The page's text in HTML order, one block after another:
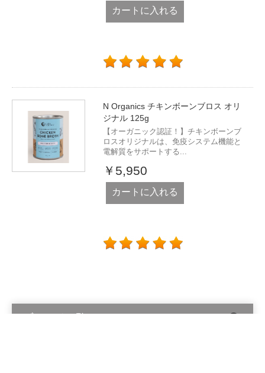
カートに入れる
N Organics チキンボーンブロス オリ
ジナル 125g
【オーガニック認証！】チキンボーンブ
ロスオリジナルは、免疫システム機能と
電解質をサポートする...
￥5,950
カートに入れる
ブランド一覧